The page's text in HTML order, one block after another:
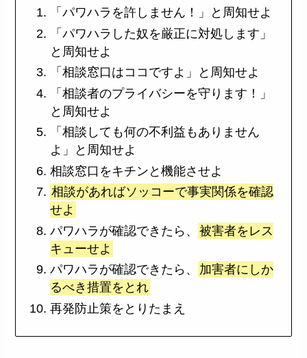
「パワハラを許しません！」と周知せよ
「パワハラした奴を厳正に対処します」
と周知せよ
「相談窓口はココですよ」と周知せよ
「相談者のプライバシーを守ります！」
と周知せよ
「相談しても何の不利益もありません
よ」と周知せよ
相談窓口をキチンと機能させよ
相談があればソッコーで事実関係を確認
せよ
パワハラが確認できたら、
被害者をレス
キューせよ
パワハラが確認できたら、
加害者にしか
るべき措置をとれ
再発防止策をとりたまえ